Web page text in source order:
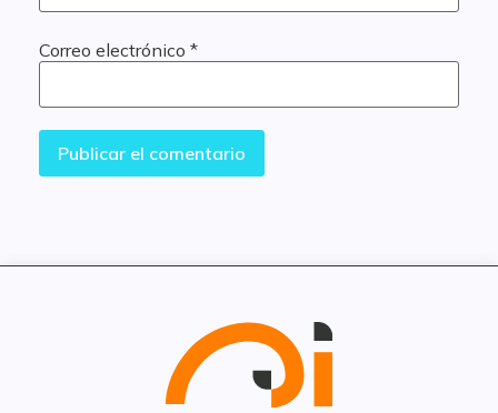
Correo electrónico *